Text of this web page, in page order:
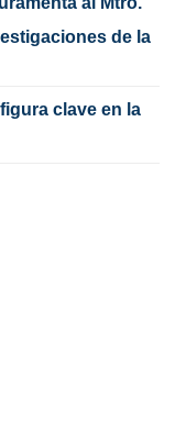
de la
clave en la